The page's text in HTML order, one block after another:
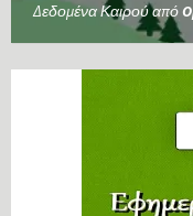
Δεδομένα Καιρού από